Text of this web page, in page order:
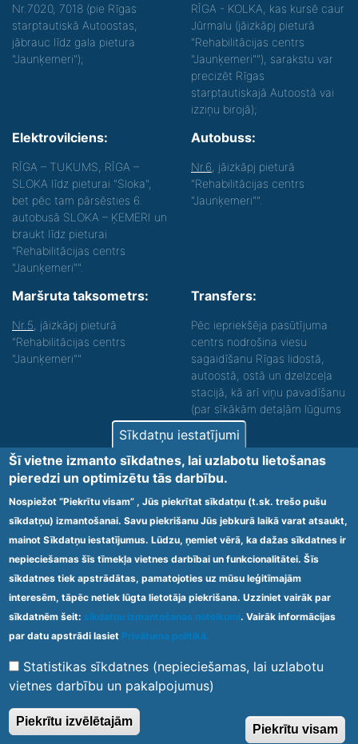
Nr.7020, 7018 (pie Rīgas
starptautiskā Autoostas,
jābrauc līdz gala pietura
"Jaunķemeri");
RĪGA - KOLKA, kas kursē caur
Jūrmalu (jāizkāpj pieturā
"Rehabilitācijas centrs
"Jaunķemeri""), sarakstu var
precizēt Rīgas
starptautiskajā Autoostā vai
izziņu birojā);
Elektrovilciens:
RĪGA – TUKUMS, RĪGA –
SLOKA līdz pieturai "Sloka",
bet pēc tam pārsēsties 6.
autobusā SLOKA – ĶEMERI un
braukt līdz pieturai
"Rehabilitācijas centrs
"Jaunķemeri"".
Autobuss:
Nr.6 , jāizkāpj pieturā
"Rehabilitācijas centrs
"Jaunķemeri"".
Maršruta taksometrs:
Nr.5 , jāizkāpj pieturā
"Rehabilitācijas centrs
"Jaunķemeri""
Transfers:
Pēc iepriekšēja pasūtījuma
centrs nodrošina viesu
sagaidīšanu Rīgas lidostā,
autoostā, ostā un dzelzceļa
stacijā, kā arī viņu pavadīšanu
(par sīkākām detaļām lūgums
zvanīt).
Nodrošinām vides piekļūstamību personām ar
funkcionāliem traucējumiem! SIA „Sanare-KRC
Jaunķemeri”, Kolkas ielā 20, Jūrmalā ir nodrošināta vides
piekļūstamība personām ar funkcionāliem traucējumiem,
tādejādi nodrošinot atbilstību Ministru kabineta
2009.gada 20.janvāra noteikumos Nr.60 „Noteikumi par
obligātajām prasībām ārstniecības iestādēm un to
struktūrvienībām” minētajām prasībām.
Ārstniecības iestādes kods 1300 – 64003
Footer
menu
Vietnes karte Noteikumi un privātuma politika
© 2020 Kūrorta Rehabilitācijas Centrs - Jaunķemeri. Visas tiesības
aizsargātas.
Sīkdatņu iestatījumi
Šī vietne izmanto sīkdatnes, lai uzlabotu lietošanas
pieredzi un optimizētu tās darbību.
Nospiežot “Piekrītu visam” , Jūs piekrītat sīkdatņu (t.sk. trešo pušu
sīkdatņu) izmantošanai. Savu piekrišanu Jūs jebkurā laikā varat atsaukt,
mainot Sīkdatņu iestatījumus. Lūdzu, ņemiet vērā, ka dažas sīkdatnes ir
nepieciešamas šīs tīmekļa vietnes darbībai un funkcionalitātei. Šīs
sīkdatnes tiek apstrādātas, pamatojoties uz mūsu leģitīmajām
interesēm, tāpēc netiek lūgta lietotāja piekrišana. Uzziniet vairāk par
sīkdatnēm šeit: sīkdatņu izmantošanas noteikumi. Vairāk informācijas
par datu apstrādi lasiet Privātuma politikā.
Statistikas sīkdatnes (nepieciešamas, lai uzlabotu
vietnes darbību un pakalpojumus)
Piekrītu izvēlētajām
Piekrītu visam